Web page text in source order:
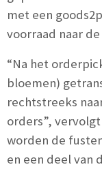
met een
voorraad naar
“Na het
bloemen)
rechtstreeks
orders”,
worden de
en een deel van